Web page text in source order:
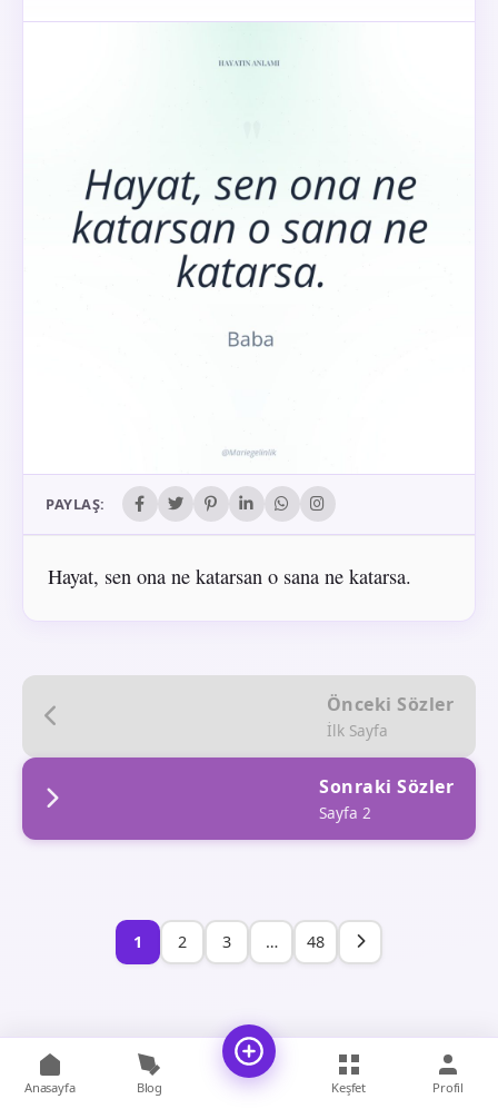
PAYLAŞ:
Hayat, sen ona ne katarsan o sana ne katarsa.
Önceki Sözler
İlk Sayfa
Sonraki Sözler
Sayfa 2
1 2 3 … 48
Anasayfa Blog Keşfet Profil